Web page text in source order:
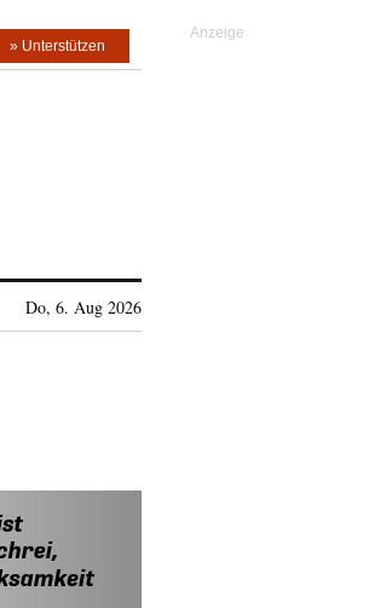
» Unterstützen
Do, 6. Aug 2026